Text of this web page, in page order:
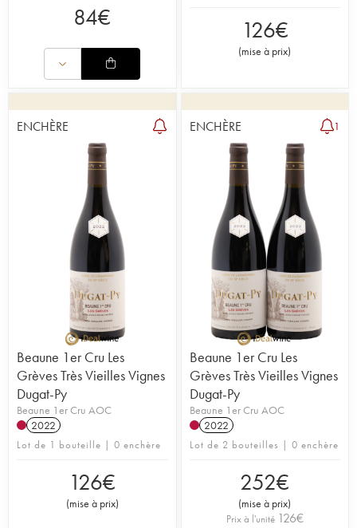
84€ 126€
(mise à prix)
ENCHÈRE
Beaune 1er Cru Les
Grèves Très Vieilles Vignes
Dugat-Py
Beaune 1er Cru AOC
2022
Lot de 1 bouteille | 0 enchère
126€
(mise à prix)
ENCHÈRE 1
Beaune 1er Cru Les
Grèves Très Vieilles Vignes
Dugat-Py
Beaune 1er Cru AOC
2022
Lot de 2 bouteilles | 0 enchère
252€
(mise à prix)
Prix à l'unité 126€